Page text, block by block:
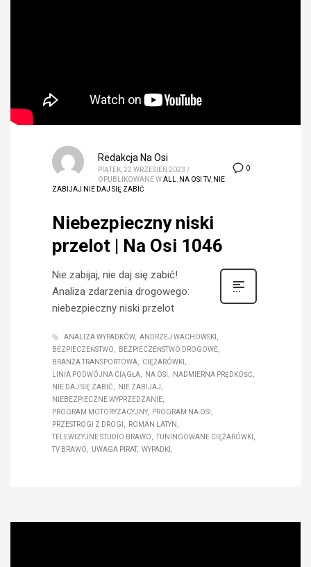
0
Redakcja Na Osi
PIĄTEK, 22 WRZESIEŃ 2023 /
OPUBLIKOWANE WALL NA OSI TV, NIE
ZABIJAJ NIE DAJ SIĘ ZABIĆ
Niebezpieczny niski
przelot | Na Osi 1046
Nie zabijaj, nie daj się zabić!
Analiza zdarzenia drogowego:
niebezpieczny niski przelot
ANALIZA WYPADKÓW
ANDRZEJ WACHOWSKI
BEZPIECZEŃSTWO
BEZPIECZEŃSTWO DROGOWE
BRANŻA TRANSPORTOWA
CIĘŻARÓWKI
LINIA PODWÓJNA CIĄGŁA
NA OSI
NADMIERNA PRĘDKOŚĆ
NIE DAJ SIĘ ZABIĆ
NIE ZABIJAJ
NIEBEZPIECZNE WYPRZEDZANIE
PROGRAM MOTORYZACYJNY
PROGRAM NA OSI
PRZESTROGI Z DROGI
ROMAN LATYN
TELEWIZYJNE STUDIO BRAWO
TUNINGOWANE CIĘŻARÓWKI
TV BRAWO
UWAGA PIRAT WYPADKI